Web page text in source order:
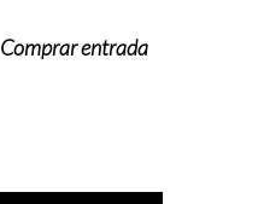
Comprar entrada